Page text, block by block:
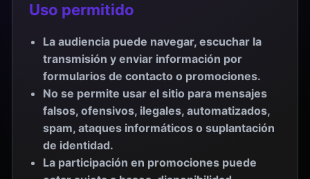
Uso permitido
La audiencia puede navegar, escuchar la
transmisión y enviar información por
formularios de contacto o promociones.
No se permite usar el sitio para mensajes
falsos, ofensivos, ilegales, automatizados,
spam, ataques informáticos o suplantación
de identidad.
La participación en promociones puede